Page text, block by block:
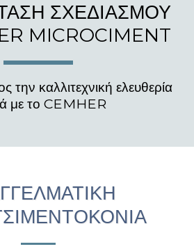
ΣΧΕΔΙΑΣΜΟΥ
MICROCIMENT
την καλλιτεχνική ελευθερία
με το CEMHER